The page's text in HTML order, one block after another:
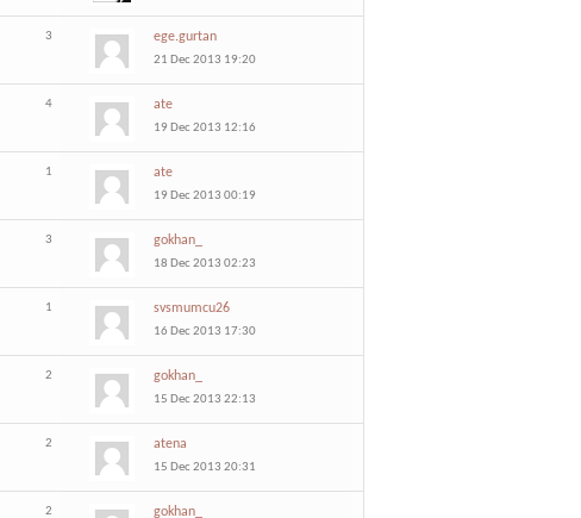
3 ege.gurtan
21 Dec 2013 19:20
4 ate
19 Dec 2013 12:16
1 ate
19 Dec 2013 00:19
3 gokhan_
18 Dec 2013 02:23
1 svsmumcu26
16 Dec 2013 17:30
2 gokhan_
15 Dec 2013 22:13
2 atena
15 Dec 2013 20:31
2 gokhan_